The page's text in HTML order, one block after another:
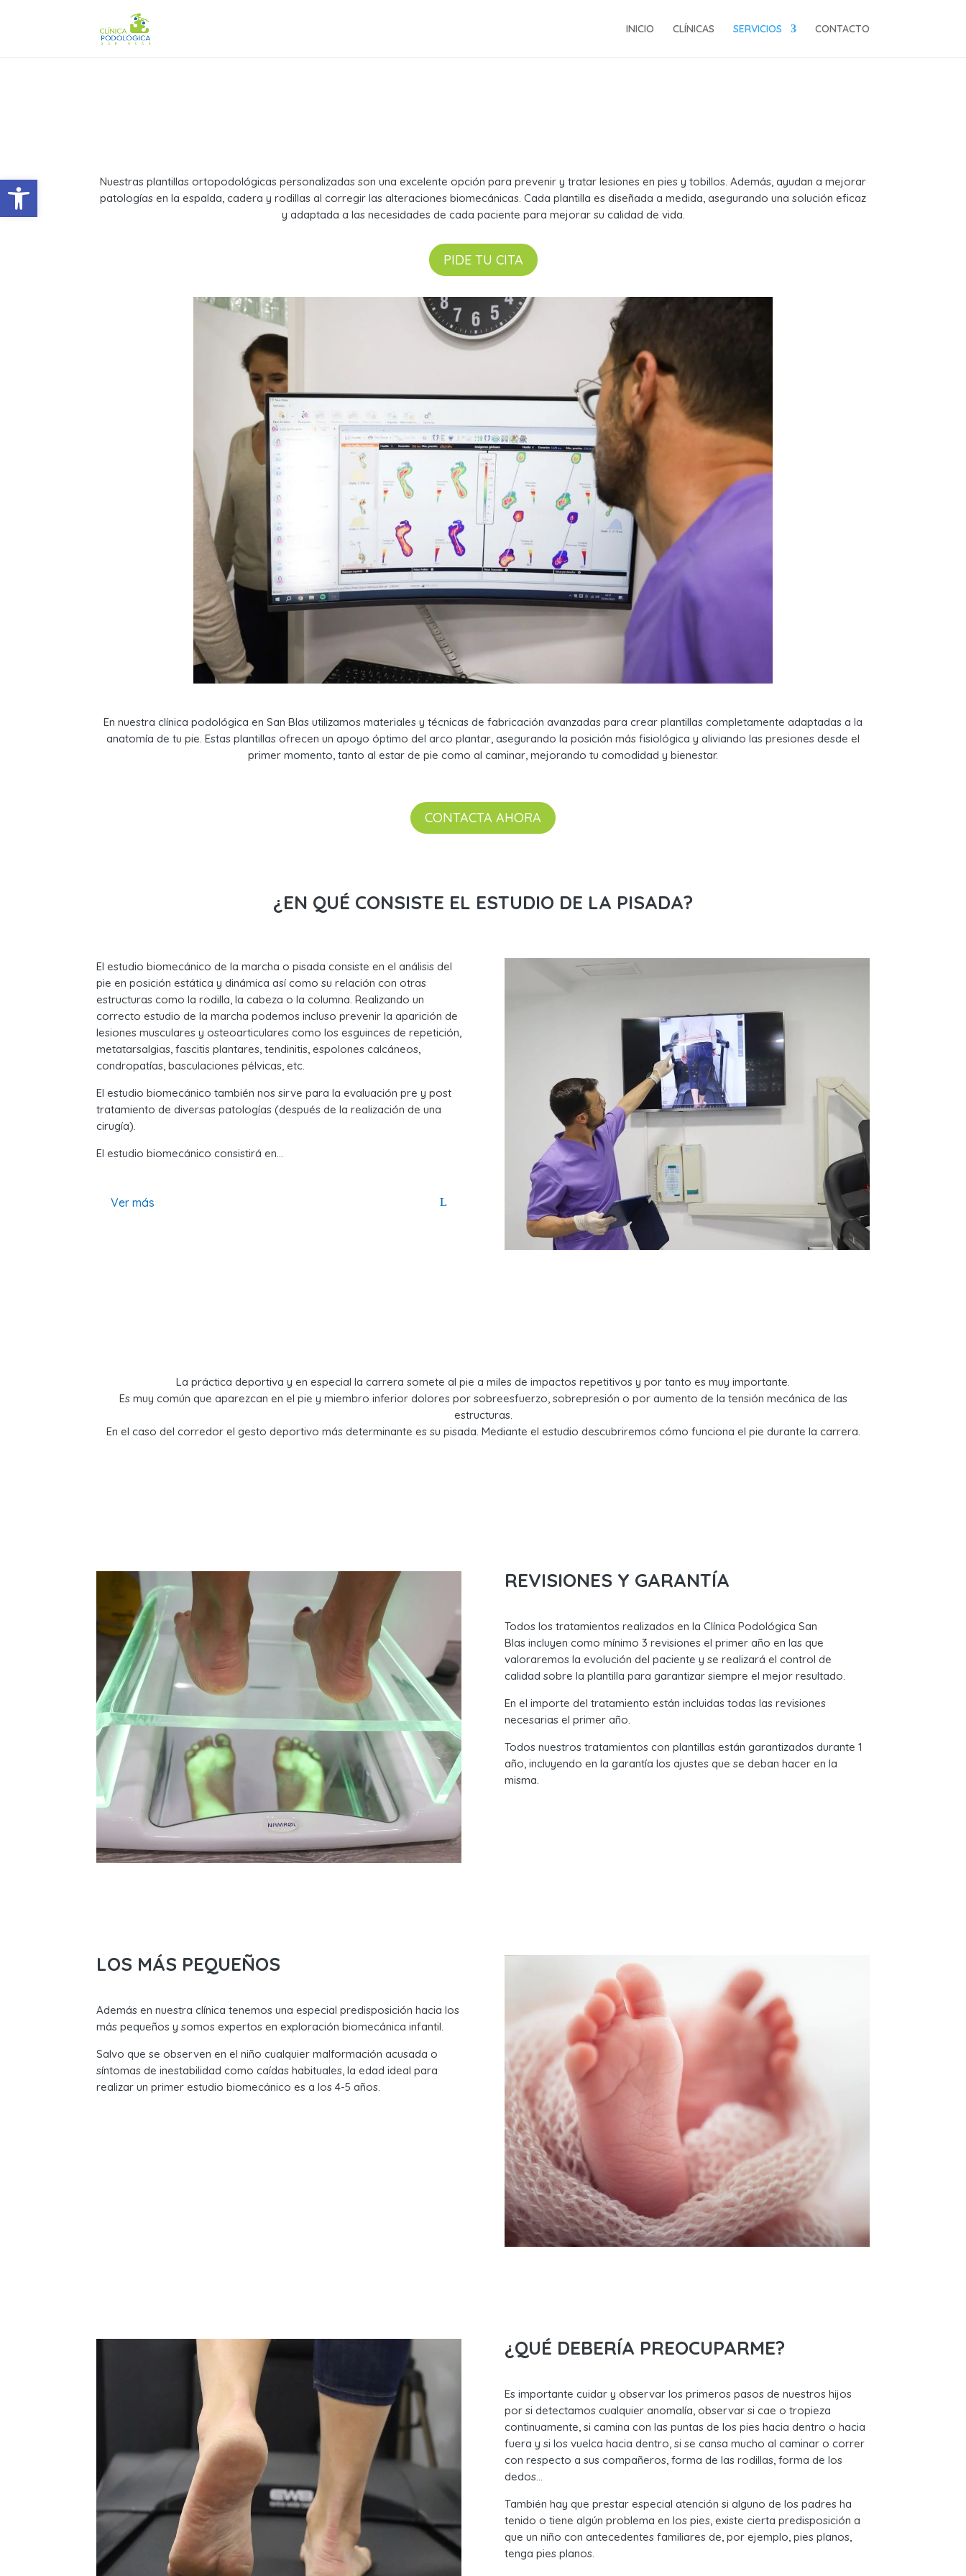
INICIO CLÍNICAS SERVICIOS CONTACTO
Nuestras plantillas ortopodológicas personalizadas son una excelente opción para prevenir y tratar lesiones en pies y tobillos. Además, ayudan a mejorar
patologías en la espalda, cadera y rodillas al corregir las alteraciones biomecánicas. Cada plantilla es diseñada a medida, asegurando una solución eficaz
y adaptada a las necesidades de cada paciente para mejorar su calidad de vida.
PIDE TU CITA
En nuestra clínica podológica en San Blas utilizamos materiales y técnicas de fabricación avanzadas para crear plantillas completamente adaptadas a la
anatomía de tu pie. Estas plantillas ofrecen un apoyo óptimo del arco plantar, asegurando la posición más fisiológica y aliviando las presiones desde el
primer momento, tanto al estar de pie como al caminar, mejorando tu comodidad y bienestar.
CONTACTA AHORA
¿EN QUÉ CONSISTE EL ESTUDIO DE LA PISADA?
El estudio biomecánico de la marcha o pisada consiste en el análisis del
pie en posición estática y dinámica así como su relación con otras
estructuras como la rodilla, la cabeza o la columna. Realizando un
correcto estudio de la marcha podemos incluso prevenir la aparición de
lesiones musculares y osteoarticulares como los esguinces de repetición,
metatarsalgias, fascitis plantares, tendinitis, espolones calcáneos,
condropatías, basculaciones pélvicas, etc.
El estudio biomecánico también nos sirve para la evaluación pre y post
tratamiento de diversas patologías (después de la realización de una
cirugía).
El estudio biomecánico consistirá en…
Ver más
La práctica deportiva y en especial la carrera somete al pie a miles de impactos repetitivos y por tanto es muy importante.
Es muy común que aparezcan en el pie y miembro inferior dolores por sobreesfuerzo, sobrepresión o por aumento de la tensión mecánica de las
estructuras.
En el caso del corredor el gesto deportivo más determinante es su pisada. Mediante el estudio descubriremos cómo funciona el pie durante la carrera.
REVISIONES Y GARANTÍA
Todos los tratamientos realizados en la Clínica Podológica San
Blasincluyen como mínimo 3 revisiones el primer año en las que
valoraremos la evolución del paciente y se realizará el control de
calidad sobre la plantilla para garantizar siempre el mejor resultado.
En el importe del tratamiento están incluidas todas las revisiones
necesarias el primer año.
Todos nuestros tratamientos con plantillas están garantizados durante 1
año, incluyendo en la garantía los ajustes que se deban hacer en la
misma.
LOS MÁS PEQUEÑOS
Además en nuestra clínica tenemos una especial predisposición hacia los
más pequeños y somos expertos en exploración biomecánica infantil.
Salvo que se observen en el niño cualquier malformación acusada o
síntomas de inestabilidad como caídas habituales, la edad ideal para
realizar un primer estudio biomecánico es a los 4-5 años.
¿QUÉ DEBERÍA PREOCUPARME?
Es importante cuidar y observar los primeros pasos de nuestros hijos
por si detectamos cualquier anomalía, observar si cae o tropieza
continuamente, si camina con las puntas de los pies hacia dentro o hacia
fuera y si los vuelca hacia dentro, si se cansa mucho al caminar o correr
con respecto a sus compañeros, forma de las rodillas, forma de los
dedos…
También hay que prestar especial atención si alguno de los padres ha
tenido o tiene algún problema en los pies, existe cierta predisposición a
que un niño con antecedentes familiares de, por ejemplo, pies planos,
tenga pies planos.
Abrir barra de herramientas